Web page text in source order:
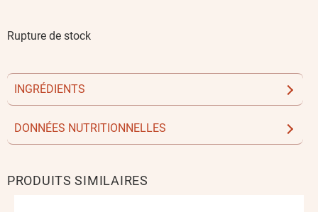
Rupture de stock
INGRÉDIENTS
DONNÉES NUTRITIONNELLES
PRODUITS SIMILAIRES